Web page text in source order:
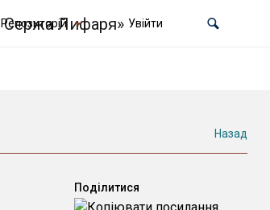
Репозиторій Увійти
Назад
Поділитися